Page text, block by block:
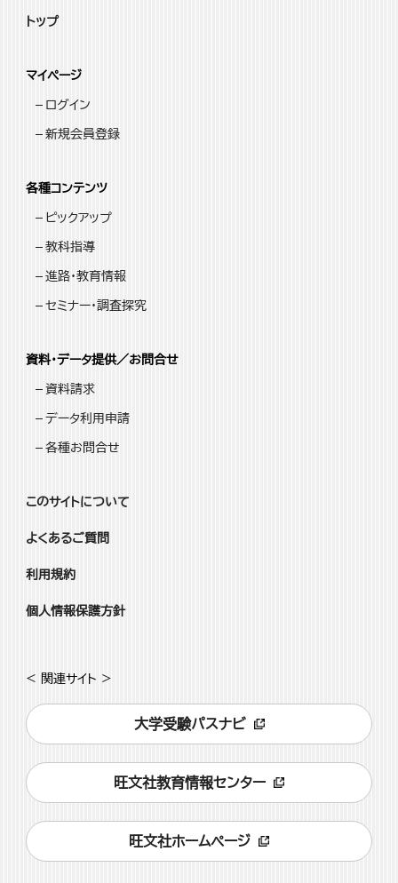
トップ
マイページ
ログイン
新規会員登録
各種コンテンツ
ピックアップ
教科指導
進路・教育情報
セミナー・調査探究
資料・データ提供／お問合せ
資料請求
データ利用申請
各種お問合せ
このサイトについて
よくあるご質問
利用規約
個人情報保護方針
< 関連サイト >
大学受験パスナビ
旺文社教育情報センター
旺文社ホームページ